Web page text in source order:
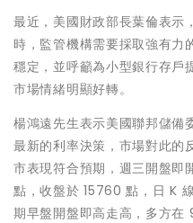
最近，美國財政部長葉倫表示
時，監管機構需要採取強有力
穩定，並呼籲為小型銀行存戶
市場情緒明顯好轉。
楊鴻遠先生表示美國聯邦儲備
最新的利率決策，市場對此的
市表現符合預期，週三開盤
點，收盤於 15760 點，日 K
期早盤開盤即高走高，多方在